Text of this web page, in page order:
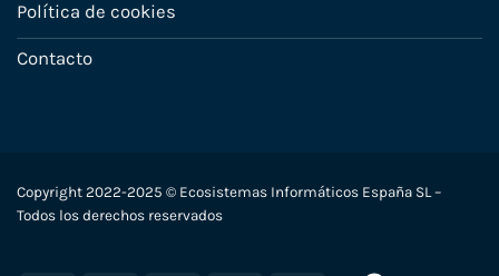
Política de cookies
Contacto
Copyright 2022-2025 © Ecosistemas Informáticos España SL –
Todos los derechos reservados